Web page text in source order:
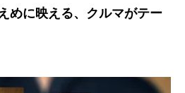
めに映える、クルマがテー
ィのオークションにユニークピ